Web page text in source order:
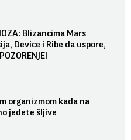
Blizancima Mars
Device i Ribe da uspore,
organizmom kada na
jedete šljive